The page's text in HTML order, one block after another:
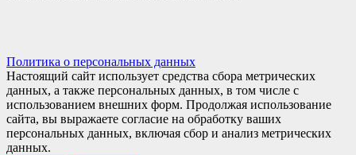
Политика о персональных данных
Настоящий сайт использует средства сбора метрических
данных, а также персональных данных, в том числе с
использованием внешних форм. Продолжая использование
сайта, вы выражаете согласие на обработку ваших
персональных данных, включая сбор и анализ метрических
данных.